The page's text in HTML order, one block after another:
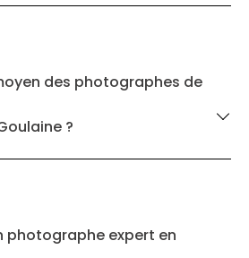
des photographes de
?
photographe expert en